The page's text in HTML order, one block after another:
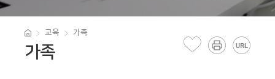
교육 가족
가족